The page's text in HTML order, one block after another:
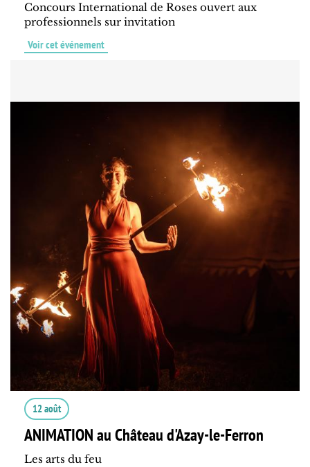
Concours International de Roses ouvert aux
professionnels sur invitation
Voir cet événement
12 août
ANIMATION au Château d'Azay-le-Ferron
Les arts du feu